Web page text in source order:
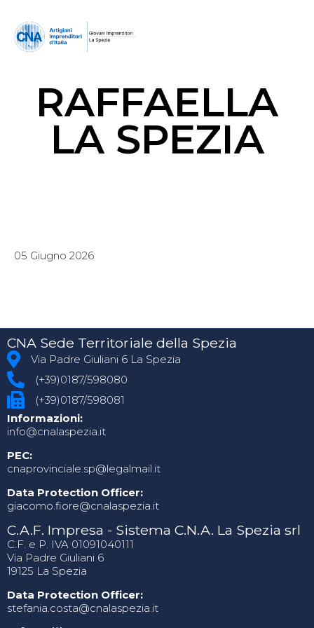
RAFFAELLA
LA SPEZIA
05 Giugno 2026
CNA Sede Territoriale della Spezia
Via Padre Giuliani 6 La Spezia
(+39)0187/598080
(+39)0187/598081
Informazioni:
info@cnalaspezia.it
PEC:
cnaprovinciale.sp@legalmail.it
Data Protection Officer:
giacomo.fiore@cnalaspezia.it
C.A.F. Impresa - Sistema C.N.A. La Spezia srl
C.F. e P. IVA 01091040111
Via Padre Giuliani 6
19125 La Spezia
Data Protection Officer:
stefania.costa@cnalaspezia.it